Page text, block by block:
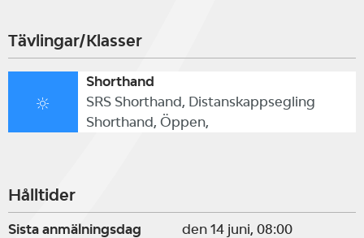
Tävlingar/Klasser
Shorthand
SRS Shorthand, Distanskappsegling
Shorthand, Öppen,
Hålltider
Sista anmälningsdag den 14 juni, 08:00